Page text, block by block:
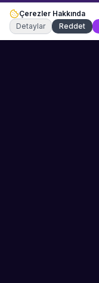
Çerezler Hakkında
Detaylar
Reddet